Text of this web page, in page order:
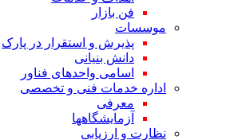
فن بازار
موسسات
پذیرش و استقرار در پارک
دانش بنیانی
اسامی واحدهای فناور
اداره خدمات فنی و تخصصی
معرفی
آزمایشگاهها
نظارت و ارزیابی